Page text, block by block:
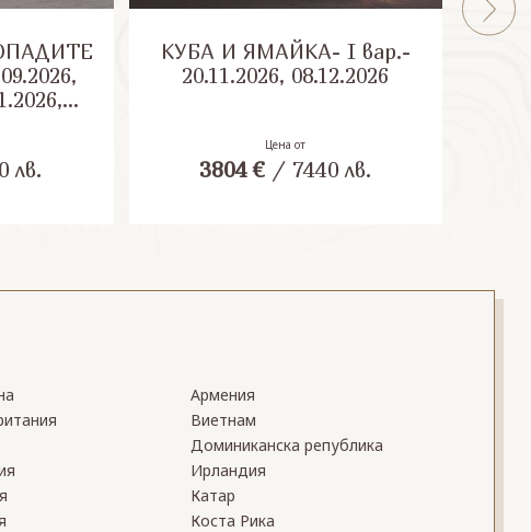
лв.
КУБА И ЯМАЙКА- I вар.-
20.11.2026, 08.12.2026
Цена от
3804 € / 7440 лв.
Армения
Виетнам
Доминиканска република
Ирландия
Катар
Коста Рика